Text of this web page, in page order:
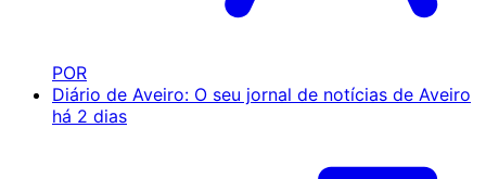
POR
Diário de Aveiro: O seu jornal de notícias de Aveiro
há 2 dias